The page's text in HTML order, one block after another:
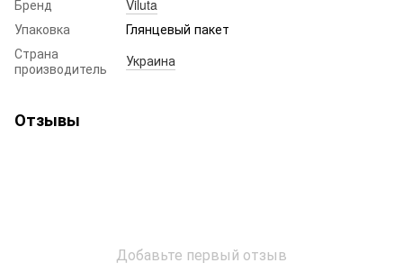
Бренд
Viluta
Упаковка
Глянцевый пакет
Страна
производитель
Украина
Отзывы
Добавьте первый отзыв